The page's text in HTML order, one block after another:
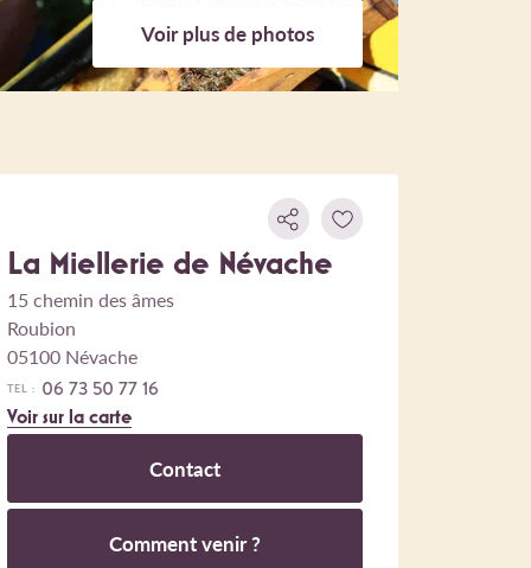
Voir plus de photos
La Miellerie de Névache
15 chemin des âmes
Roubion
05100 Névache
TEL : 06 73 50 77 16
Voir sur la carte
Contact
Comment venir ?